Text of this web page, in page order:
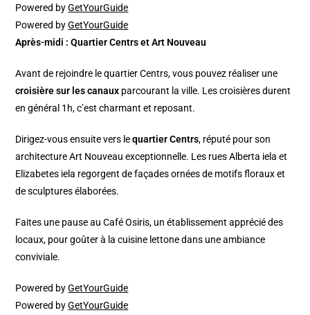
Powered byGetYourGuide
Powered byGetYourGuide
Après-midi : Quartier Centrs et Art Nouveau
Avant de rejoindre le quartier Centrs, vous pouvez réaliser une
croisière sur les canaux parcourant la ville. Les croisières durent
en général 1h, c’est charmant et reposant.
Dirigez-vous ensuite vers lequartier Centrs, réputé pour son
architecture Art Nouveau exceptionnelle. Les rues Alberta iela et
Elizabetes iela regorgent de façades ornées de motifs floraux et
de sculptures élaborées.​
Faites une pause au Café Osiris, un établissement apprécié des
locaux, pour goûter à la cuisine lettone dans une ambiance
conviviale.​
Powered byGetYourGuide
Powered byGetYourGuide